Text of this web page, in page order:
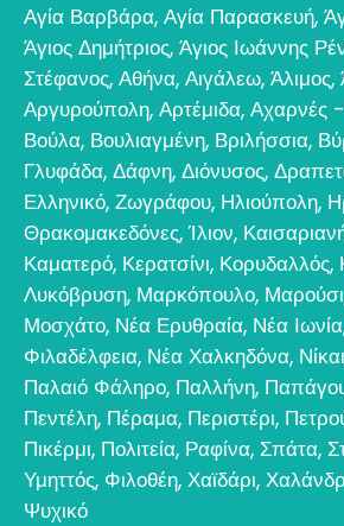
Αγία Βαρβάρα, Αγία Παρασκευή,
Άγιος Δημήτριος, Άγιος Ιωάννης
Στέφανος, Αθήνα, Αιγάλεω, Άλιμος,
Αργυρούπολη, Αρτέμιδα, Αχαρνές -
Βούλα, Βουλιαγμένη, Βριλήσσια,
Γλυφάδα, Δάφνη, Διόνυσος,
Ελληνικό, Ζωγράφου, Ηλιούπολη,
Θρακομακεδόνες,Ίλιον,
Καματερό, Κερατσίνι, Κορυδαλλός,
Λυκόβρυση, Μαρκόπουλο, Μαρούσι
Μοσχάτο, Νέα Ερυθραία, Νέα Ιωνία
Φιλαδέλφεια, Νέα Χαλκηδόνα,
Παλαιό Φάληρο, Παλλήνη,
Πεντέλη, Πέραμα, Περιστέρι,
Πικέρμι, Πολιτεία, Ραφίνα, Σπάτα,
Υμηττός, Φιλοθέη, Χαϊδάρι,
Ψυχικό